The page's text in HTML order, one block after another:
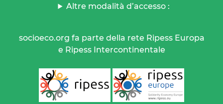
Altre modalità d’accesso :
socioeco.org fa parte della rete Ripess Europa
e Ripess Intercontinentale